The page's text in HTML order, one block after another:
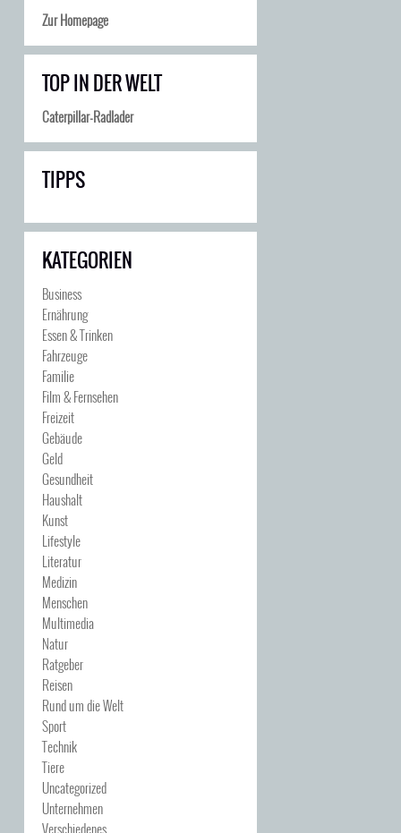
Zur Homepage
TOP IN DER WELT
Caterpillar-Radlader
TIPPS
KATEGORIEN
Business
Ernährung
Essen & Trinken
Fahrzeuge
Familie
Film & Fernsehen
Freizeit
Gebäude
Geld
Gesundheit
Haushalt
Kunst
Lifestyle
Literatur
Medizin
Menschen
Multimedia
Natur
Ratgeber
Reisen
Rund um die Welt
Sport
Technik
Tiere
Uncategorized
Unternehmen
Verschiedenes